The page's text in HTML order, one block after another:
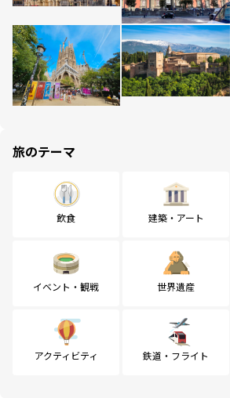
旅のテーマ
飲食 建築・アート
イベント・観戦 世界遺産
アクティビティ 鉄道・フライト